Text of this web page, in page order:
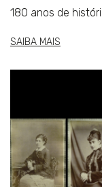
180 anos de
SAIBA MAIS